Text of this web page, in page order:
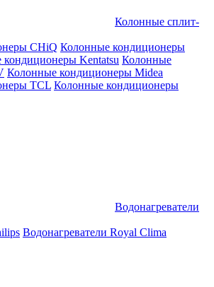
Колонные сплит-
CHiQ Колонные кондиционеры
Kentatsu Колонные
Колонные кондиционеры Midea
TCL Колонные кондиционеры
Водонагреватели
Водонагреватели Royal Clima